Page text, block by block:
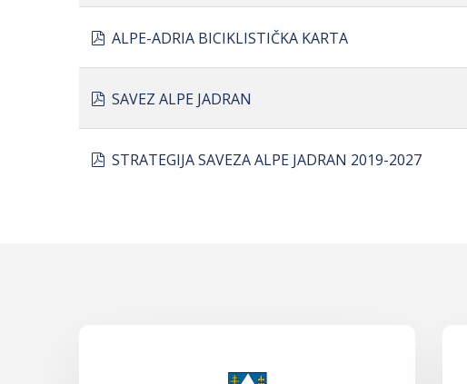
×- - - Savez Alpe Jadran
pdf
ALPE-ADRIA BICIKLISTIČKA KARTA
pdf
SAVEZ ALPE JADRAN
pdf
STRATEGIJA SAVEZA ALPE JADRAN 2019-2027